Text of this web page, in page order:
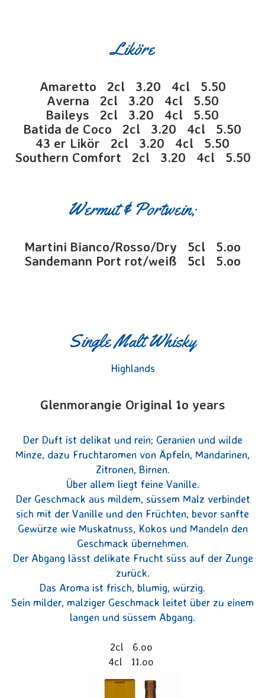
Liköre
Amaretto 2cl 3.20 4cl 5.50
Averna 2cl 3.20 4cl 5.50
Baileys 2cl 3.20 4cl 5.50
Batida de Coco 2cl 3.20 4cl 5.50
43 er Likör 2cl 3.20 4cl 5.50
Southern Comfort 2cl 3.20 4cl 5.50
Wermut & Portwein;
Martini Bianco/Rosso/Dry 5cl 5.oo
Sandemann Port rot/weiß 5cl 5.oo
Single Malt Whisky
Highlands
Glenmorangie Original 1o years
Der Duft ist delikat und rein; Geranien und wilde
Minze, dazu Fruchtaromen von Äpfeln, Mandarinen,
Zitronen, Birnen.
Über allem liegt feine Vanille.
Der Geschmack aus mildem, süssem Malz verbindet
sich mit der Vanille und den Früchten, bevor sanfte
Gewürze wie Muskatnuss, Kokos und Mandeln den
Geschmack übernehmen.
Der Abgang lässt delikate Frucht süss auf der Zunge
zurück.
Das Aroma ist frisch, blumig, würzig.
Sein milder, malziger Geschmack leitet über zu einem
langen und süssem Abgang.
2cl 6.oo
4cl 11.oo